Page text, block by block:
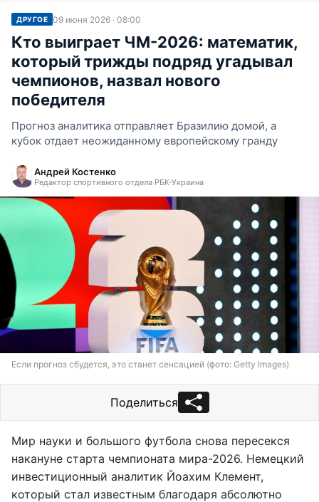
ДРУГОЕ 09 июня 2026 · 08:00
Кто выиграет ЧМ-2026: математик,
который трижды подряд угадывал
чемпионов, назвал нового
победителя
Прогноз аналитика отправляет Бразилию домой, а
кубок отдает неожиданному европейскому гранду
Андрей Костенко
Редактор спортивного отдела РБК-Украина
Если прогноз сбудется, это станет сенсацией (фото: Getty Images)
Поделиться
Мир науки и большого футбола снова пересекся
накануне старта чемпионата мира-2026. Немецкий
инвестиционный аналитик Йоахим Клемент,
который стал известным благодаря абсолютно